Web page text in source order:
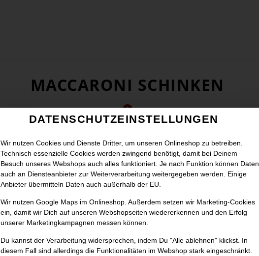
MACCARONI SCHINKEN
DATENSCHUTZEINSTELLUNGEN
Wir nutzen Cookies und Dienste Dritter, um unseren Onlineshop zu betreiben.
Technisch essenzielle Cookies werden zwingend benötigt, damit bei Deinem
Besuch unseres Webshops auch alles funktioniert. Je nach Funktion können Daten
auch an Diensteanbieter zur Weiterverarbeitung weitergegeben werden. Einige
Anbieter übermitteln Daten auch außerhalb der EU.
Wir nutzen Google Maps im Onlineshop. Außerdem setzen wir Marketing-Cookies
ein, damit wir Dich auf unseren Webshopseiten wiedererkennen und den Erfolg
unserer Marketingkampagnen messen können.
Du kannst der Verarbeitung widersprechen, indem Du "Alle ablehnen" klickst. In
diesem Fall sind allerdings die Funktionalitäten im Webshop stark eingeschränkt.